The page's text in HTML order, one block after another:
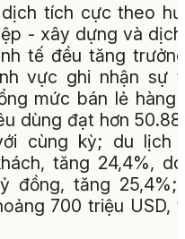
tích cực theo
- xây dựng và
tế đều tăng
vực ghi nhận sự
mức bán lẻ hàng
dùng đạt hơn
cùng kỳ; du lịch
tăng 24,4%,
đồng, tăng 25,4%;
700 triệu USD,